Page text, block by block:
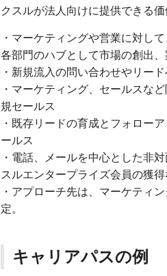
クスルが法人向けに提供できる
・マーケティングや営業に対し
各部門のハブとして市場の創出
・新規流入の問い合わせやリー
・マーケティング、セールスな
規セールス
・既存リードの育成とフォロー
ールス
・電話、メールを中心とした非
スルエンタープライズ会員の獲
・アプローチ先は、マーケティ
定。
キャリアパスの例